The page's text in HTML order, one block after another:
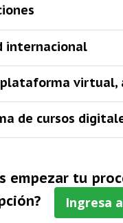
internacional
plataforma virtual,
de cursos
empezar tu
Ingresa